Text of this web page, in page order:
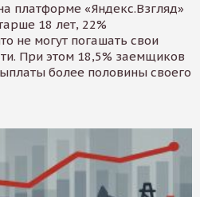
платформе «Яндекс.Взгляд»
18 лет, 22%
не могут погашать свои
При этом 18,5% заемщиков
более половины своего